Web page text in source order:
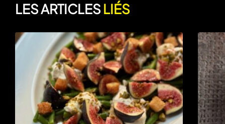
LES ARTICLESLIÉS